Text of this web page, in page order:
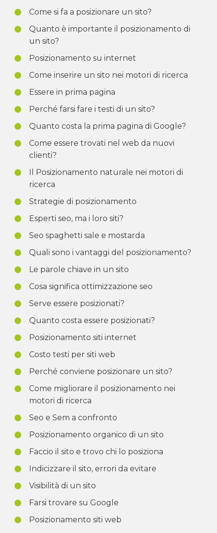
Come si fa a posizionare un sito?
Quanto è importante il posizionamento di
un sito?
Posizionamento su internet
Come inserire un sito nei motori di ricerca
Essere in prima pagina
Perché farsi fare i testi di un sito?
Quanto costa la prima pagina di Google?
Come essere trovati nel web da nuovi
clienti?
Il Posizionamento naturale nei motori di
ricerca
Strategie di posizionamento
Esperti seo, ma i loro siti?
Seo spaghetti sale e mostarda
Quali sono i vantaggi del posizionamento?
Le parole chiave in un sito
Cosa significa ottimizzazione seo
Serve essere posizionati?
Quanto costa essere posizionati?
Posizionamento siti internet
Costo testi per siti web
Perché conviene posizionare un sito?
Come migliorare il posizionamento nei
motori di ricerca
Seo e Sem a confronto
Posizionamento organico di un sito
Faccio il sito e trovo chi lo posiziona
Indicizzare il sito, errori da evitare
Visibilità di un sito
Farsi trovare su Google
Posizionamento siti web